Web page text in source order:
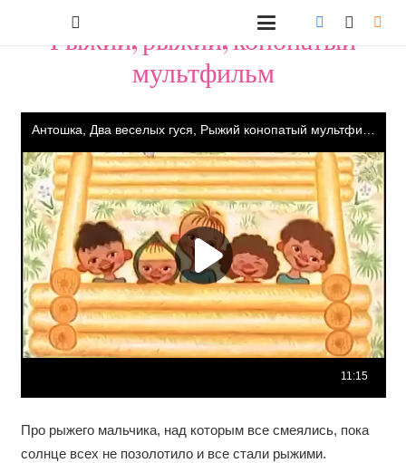
"Рыжий, рыжий, конопатый"
мультфильм
Про рыжего мальчика, над которым все смеялись, пока
солнце всех не позолотило и все стали рыжими.